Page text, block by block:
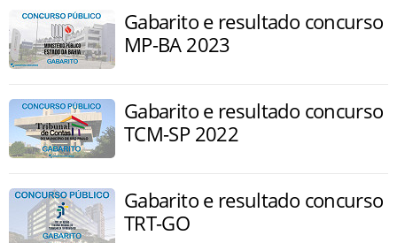
Gabarito e resultado concurso
MP-BA 2023
Gabarito e resultado concurso
TCM-SP 2022
Gabarito e resultado concurso
TRT-GO